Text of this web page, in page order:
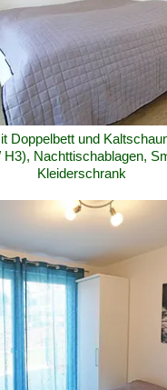
Doppelbett und
H3), Nachttischablagen,
Kleiderschrank